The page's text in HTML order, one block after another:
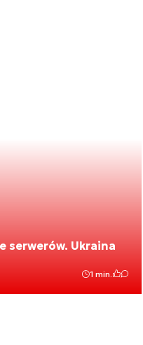
serwerów. Ukraina
1 min.